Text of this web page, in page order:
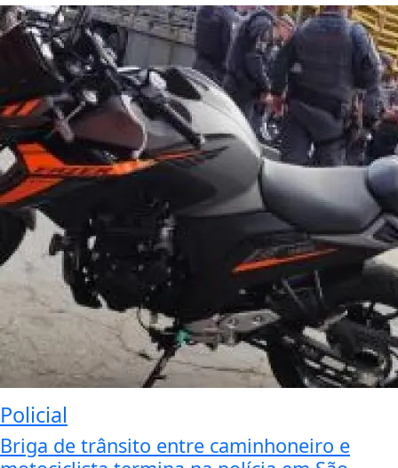
Policial
Briga de trânsito entre caminhoneiro e